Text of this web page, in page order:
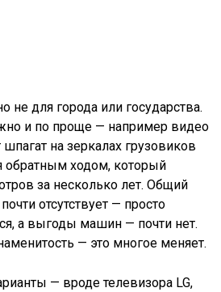
не для города или государства.
и по проще — например видео
на зеркалах грузовиков
ходом, который
за несколько лет. Общий
отсутствует — просто
а выгоды машин — почти нет.
— это многое меняет.
— вроде телевизора LG,